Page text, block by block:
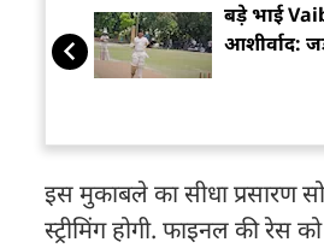
बड़े भाई
आशीर्वाद:
इस मुकाबले का सीधा प्रसारण
स्ट्रीमिंग होगी. फाइनल की रेस